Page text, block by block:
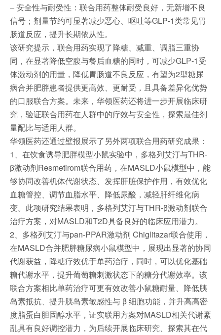
– 安全性与耐受性：联合用药整体耐受良好，无新增不良
信号；剂量节约可显著减少恶心、呕吐等GLP‑1类常见胃
肠道反应，提升长期依从性。
该研究提示，联合用药实现了降糖、减重、调脂三重协
同，在显著降低空腹与餐后血糖的同时，可减少GLP‑1受
体激动剂的用量，降低胃肠道不良反应，有望为2型糖尿
病合并肥胖患者提供更高效、更耐受，且具备差异化优势
的口服联合方案。未来，华领医药还将进一步开展临床研
究，验证联合用药在人群中的疗效与安全性，探索最佳剂
量配比与适用人群。
华领医药还通过壁报展示了另外两项联合用药研究成果：
1、在饮食诱导肥胖模型小鼠实验中，多格列艾汀与THR-
β激动剂Resmetirom联合用药，在MASLD小鼠模型中，能
够协同改善机体代谢状态、发挥肝脏保护作用，有效优化
血糖管控、调节血脂水平、降低尿酸，减轻肝纤维化病
变。此项研究结果表明，多格列艾汀与THR-β激动剂联合
治疗方案，对MASLD和T2D具备良好的临床应用潜力。
2、多格列艾汀与pan-PPAR激动剂 Chiglitazar联合使用，
在MASLD合并肥胖糖尿病小鼠模型中，展现出显著的协同
代谢获益，降糖疗效优于单药治疗，同时，可以优化基础
糖代谢水平，提升葡萄糖刺激状态下的糖分代谢效率。该
联合方案相比单药治疗可更有效改善小鼠糖耐量、降低胰
岛素抵抗、提升胰岛素敏感性与 β 细胞功能，并升高高密
度脂蛋白胆固醇水平，证实联用方案对MASLD相关代谢紊
乱具有良好调控潜力，为后续开展临床研究、探索其在代